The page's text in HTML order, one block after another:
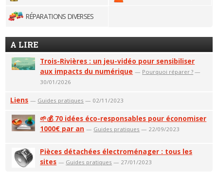
RÉPARATIONS DIVERSES
A LIRE
Trois-Rivières : un jeu-vidéo pour sensibiliser
aux impacts du numérique — Pourquoi réparer ? —
30/01/2026
Liens — Guides pratiques — 02/11/2023
🌱💰 70 idées éco-responsables pour économiser
1000€ par an — Guides pratiques — 22/09/2023
Pièces détachées électroménager : tous les
sites — Guides pratiques — 27/01/2023